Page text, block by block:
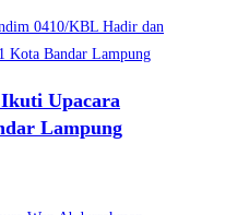
Upacara
Lampung